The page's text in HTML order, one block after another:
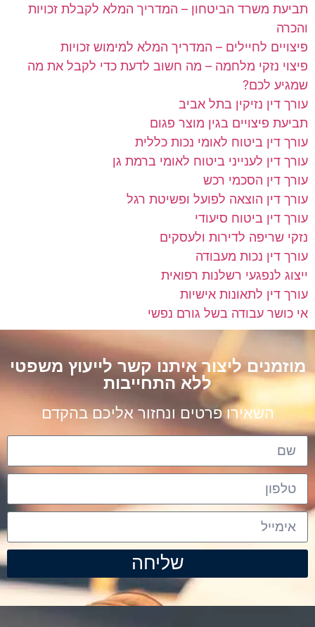
תביעת משרד הביטחון – המדריך המלא לקבלת זכויות
והכרה
פיצויים לחיילים – המדריך המלא למימוש זכויות
פיצוי נזקי מלחמה – מה חשוב לדעת כדי לקבל את מה
שמגיע לכם?
עורך דין נזיקין בתל אביב
תביעת פיצויים בגין מוצר פגום
עורך דין ביטוח לאומי נכות כללית
עורך דין לענייני ביטוח לאומי ברמת גן
עורך דין הסכמי רכש
עורך דין הוצאה לפועל ופשיטת רגל
עורך דין ביטוח סיעודי
נזקי שריפה לדירות ולעסקים
עורך דין נכות מעבודה
ייצוג לנפגעי רשלנות רפואית
עורך דין לתאונות אישיות
אי כושר עבודה בשל גורם נפשי
מוזמנים ליצור איתנו קשר לייעוץ משפטי
ללא התחייבות
השאירו פרטים ונחזור אליכם בהקדם
שליחה